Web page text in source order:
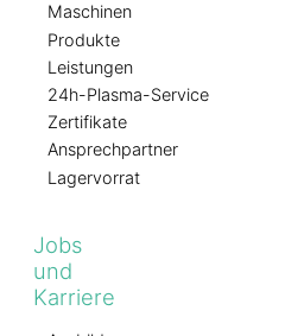
Maschinen
Produkte
Leistungen
24h-Plasma-Service
Zertifikate
Ansprechpartner
Lagervorrat
Jobs
und
Karriere